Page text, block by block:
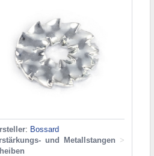
: Bossard
und Metallstangen >